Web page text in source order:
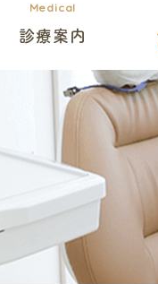
Medical
診療案内